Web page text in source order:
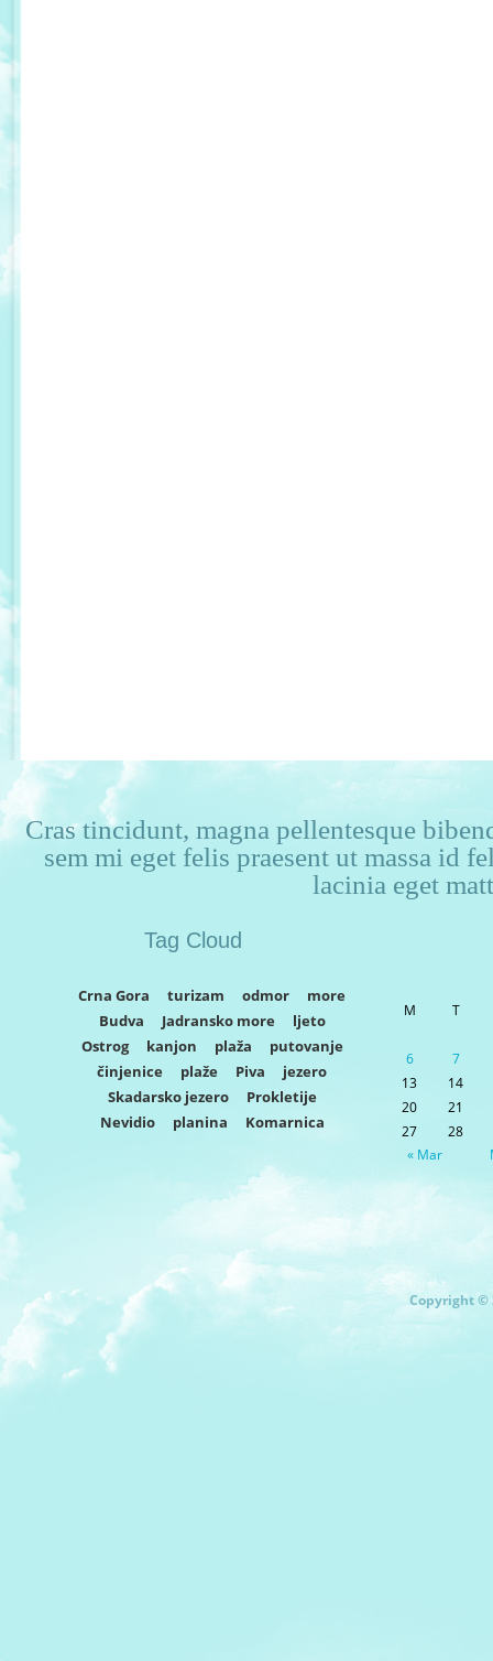
Cras tincidunt, magna pellentesque
sem mi eget felis praesent ut massa id
lacinia eget
Tag Cloud
Crna Gora turizam odmor
more
Budva
Jadransko more
ljeto
Ostrog
kanjon plaža
putovanje
činjenice
plaže Piva
jezero
Skadarsko jezero
Prokletije
Nevidio
planina Komarnica
M T
6
7
13
14
20
21
27
28
« Mar
Copyright ©